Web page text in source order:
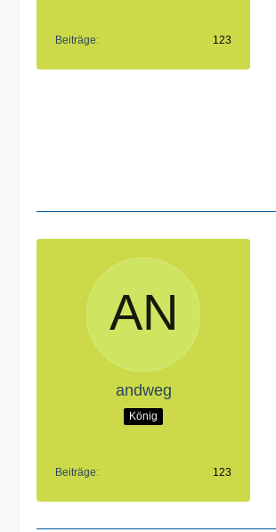
Beiträge 123
andweg
König
Beiträge 123